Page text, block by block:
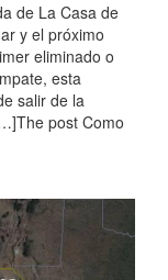
de La Casa de
y el próximo
eliminado o
esta
salir de la
post Como